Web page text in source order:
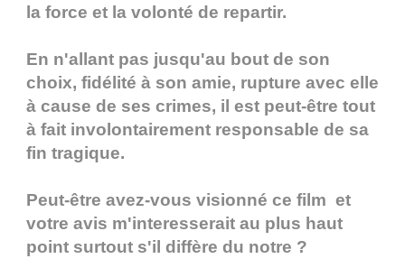
la force et la volonté de repartir.
En n'allant pas jusqu'au bout de son
choix, fidélité à son amie, rupture avec elle
à cause de ses crimes, il est peut-être tout
à fait involontairement responsable de sa
fin tragique.
Peut-être avez-vous visionné ce film et
votre avis m'interesserait au plus haut
point surtout s'il diffère du notre ?